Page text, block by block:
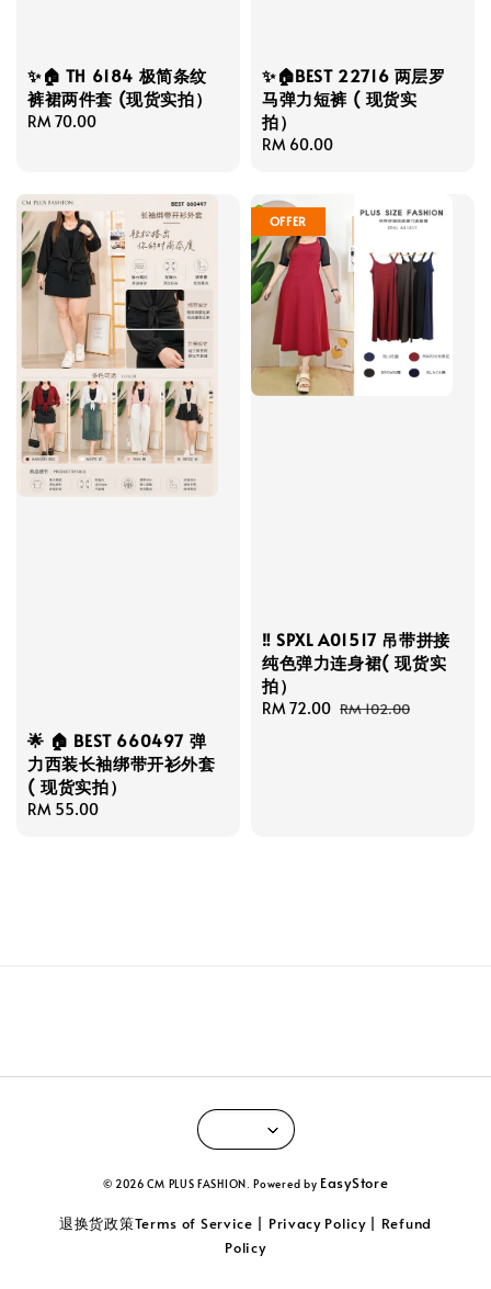
✨🏠 TH 6184 极简条纹
裤裙两件套 (现货实拍）
Regular
RM 70.00
✨🏠BEST 22716 两层罗
马弹力短裤 ( 现货实
拍）
Regular
RM 60.00
🌟 🏠 BEST 660497 弹
力西装长袖绑带开衫外套
( 现货实拍）
Regular
RM 55.00
OFFER
‼️ SPXL A01517 吊带拼接
纯色弹力连身裙( 现货实
拍）
Sale
RM 72.00 Regular
RM 102.00
© 2026 CM PLUS FASHION. Powered by EasyStore
退换货政策Terms of Service | Privacy Policy | Refund
Policy